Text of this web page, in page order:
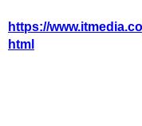
https://
html